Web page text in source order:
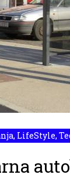
, LifeStyle,